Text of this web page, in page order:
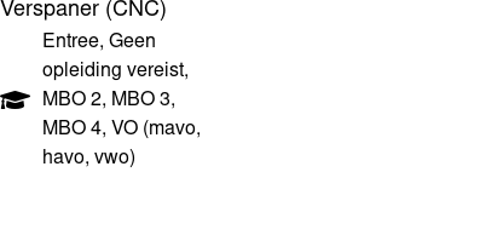
Verspaner (CNC)
Entree, Geen
opleiding vereist,
MBO 2, MBO 3,
MBO 4, VO (mavo,
havo, vwo)